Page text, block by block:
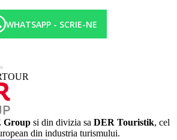
si cina tip bufet
gustari usoare, cafea de dupa-amiaza si
(cafea turceasca contra cost)
de bauturi nealcoolice (sucuri - nu din
si bauturi alcoolice de productie locala
contra cost)
WHATSAPP - SCRIE-NE
Group si din divizia sa DER Touristik, cel
din industria turismului.